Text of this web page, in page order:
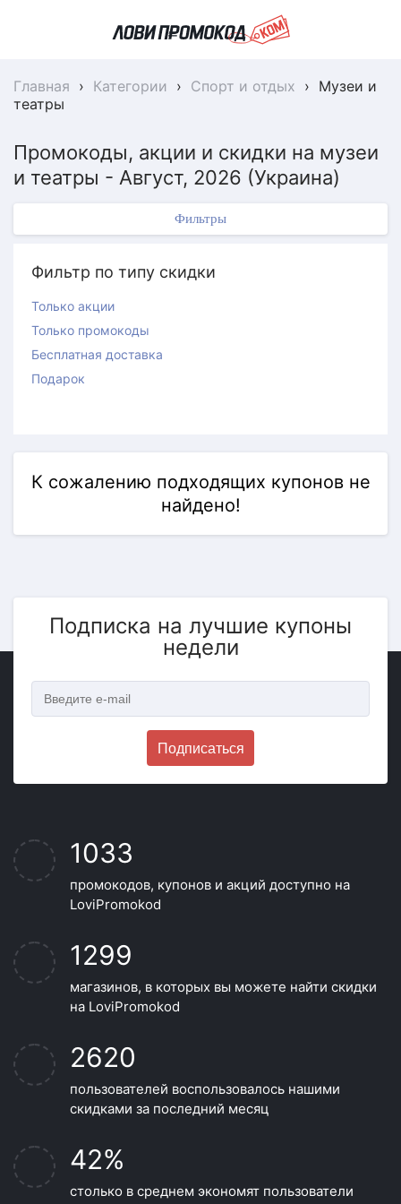
Главная › Категории › Спорт и отдых › Музеи и
театры
Промокоды, акции и скидки на музеи
и театры - Август, 2026 (Украина)
Фильтры
Фильтр по типу скидки
Только акции
Только промокоды
Бесплатная доставка
Подарок
К сожалению подходящих купонов не
найдено!
Подписка на лучшие купоны
недели
Подписаться
1033
промокодов, купонов и акций доступно на
LoviPromokod
1299
магазинов, в которых вы можете найти скидки
на LoviPromokod
2620
пользователей воспользовалось нашими
скидками за последний месяц
42%
столько в среднем экономят пользователи